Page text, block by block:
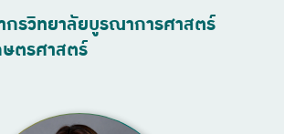
กรวิทยาลัยบูรณาการศาสตร์
ตรศาสตร์